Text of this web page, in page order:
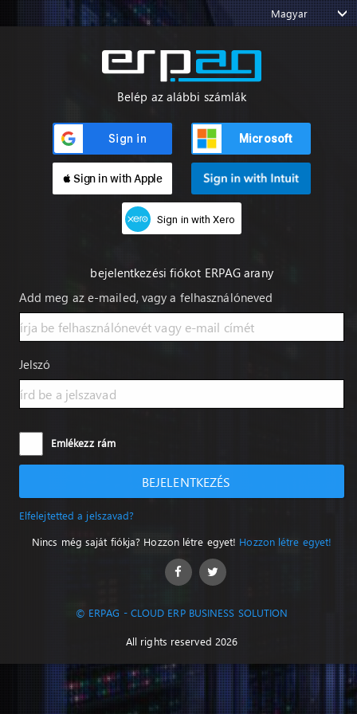
Magyar
Belép az alábbi számlák
Microsoft
 Sign in with Apple
Sign in with Xero
bejelentkezési fiókot ERPAG arany
Add meg az e-mailed, vagy a felhasználóneved
Jelszó
Emlékezz rám
BEJELENTKEZÉS
Elfelejtetted a jelszavad?
Nincs még saját fiókja? Hozzon létre egyet! Hozzon létre egyet!
© ERPAG - CLOUD ERP BUSINESS SOLUTION
All rights reserved 2026